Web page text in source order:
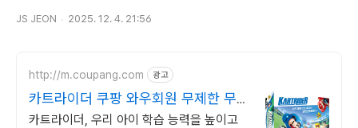
JS JEON 2025. 12. 4. 21:56
http://m.coupang.com 광고
카트라이더 쿠팡 와우회원 무제한 무료
배송
카트라이더, 우리 아이 학습 능력을 높이고